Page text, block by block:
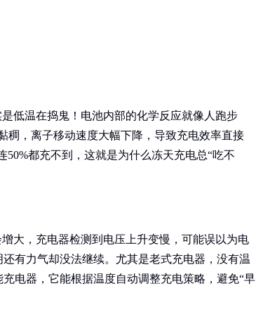
低温在捣鬼！电池内部的化学反应就像人跑步
，离子移动速度大幅下降，导致充电效率直接
都充不到，这就是为什么冻天充电总“吃不
大，充电器检测到电压上升变慢，可能误以为电
有力气却没法继续。尤其是老式充电器，没有温
电器，它能根据温度自动调整充电策略，避免“早